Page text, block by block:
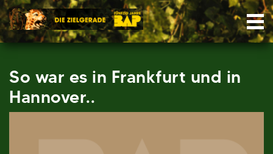
Skip
to
content
So war es in Frankfurt und in
Hannover..